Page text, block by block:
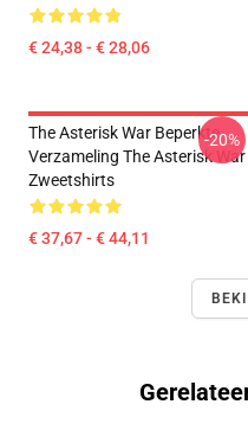
€ 24,38 - € 28,06
The Asterisk War Beperkte
Verzameling The Asterisk War
Zweetshirts
€ 37,67 - € 44,11
-20%